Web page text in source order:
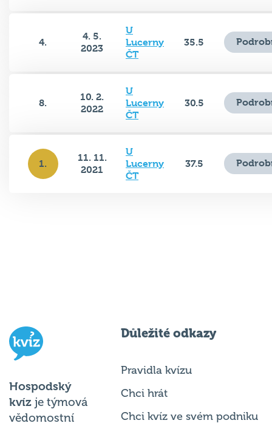
4.
4. 5.
2023
U
Lucerny
ČT
35.5
8.
10. 2.
2022
U
Lucerny
ČT
30.5
1.
11. 11.
2021
U
Lucerny
ČT
37.5
Hospodský
kvíz je týmová
vědomostní
Důležité odkazy
Pravidla kvízu
Chci hrát
Chci kvíz ve svém podniku